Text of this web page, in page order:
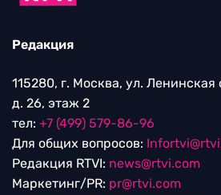
Редакция
115280, г. Москва, ул. Ленинская
д. 26, этаж 2
тел: +7 (499) 579-86-96
Для общих вопросов:
Редакция RTVI: news@rtvi.com
Маркетинг/PR: pr@rtvi.com